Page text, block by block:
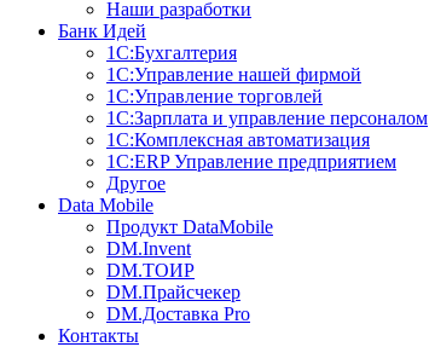
Наши разработки
Банк Идей
1С:Бухгалтерия
1С:Управление нашей фирмой
1С:Управление торговлей
1С:Зарплата и управление персоналом
1С:Комплексная автоматизация
1С:ERP Управление предприятием
Другое
Data Mobile
Продукт DataMobile
DM.Invent
DM.ТОИР
DM.Прайсчекер
DM.Доставка Pro
Контакты